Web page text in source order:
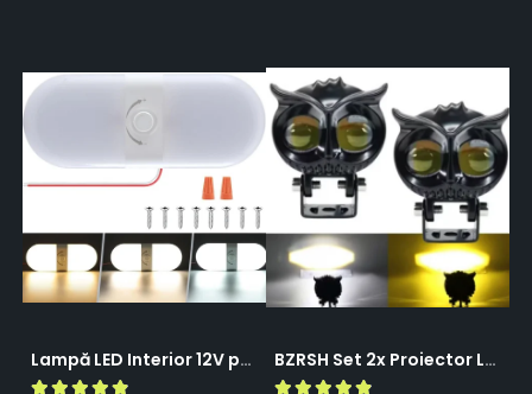
Lampă LED Interior 12V pentru Dubă, Camper și Rulotă - 180LED, 33 cm, 3 Temperaturii de Culoare, Intensitate Reglabilă, Iluminare Compartiment Marfă BZRSH Set 2x Proiector LED Bufnita 50W Lupa 2 Faze Alb-Galben 12-24V Moto ATV